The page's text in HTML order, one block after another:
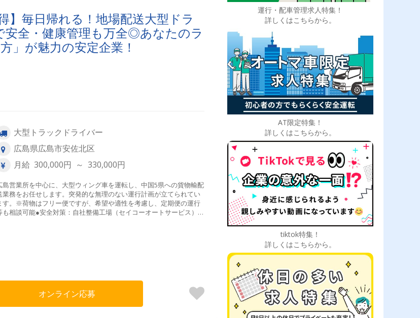
】毎日帰れる！地場配送大型ドラ
安全・健康管理も万全◎あなたのラ
」が魅力の安定企業！
大型トラックドライバー
広島県広島市安佐北区
月給 300,000円 ～ 330,000円
島営業所を中心に、大型ウィング車を運転し、中国5県への貨物輸配
業務をお任せします。突発的な無理のない運行計画が立てられてい
す。※荷物はフリー便ですが、希望や適性を考慮し、定期便の運行
も相談可能●安全対策：自社整備工場（セイコーオートサービス）
整備士が日常の3カ月・1年点検等をバックアップし、常に万全な状
※運行状況により、九州北部・兵庫県西部・四国北部への配送があ
ます。 【積み降ろし方法】パレットやフレコンバッグなど、フォー
目山口市で荷卸→周南市でフレコン積込→広島営業所へ帰社
オンライン応募
運行・配車管理求人特集！
詳しくはこちらから。
AT限定特集！
詳しくはこちらから。
tiktok特集！
詳しくはこちらから。